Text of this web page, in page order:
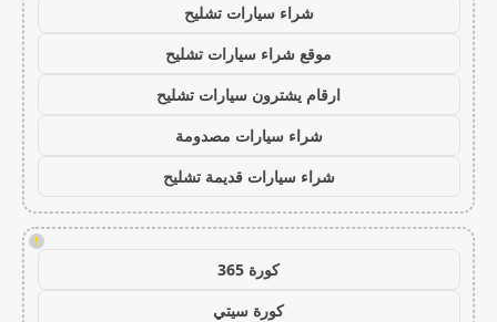
شراء سيارات تشليح
موقع شراء سيارات تشليح
ارقام يشترون سيارات تشليح
شراء سيارات مصدومة
شراء سيارات قديمة تشليح
!
كورة 365
كورة سيتي